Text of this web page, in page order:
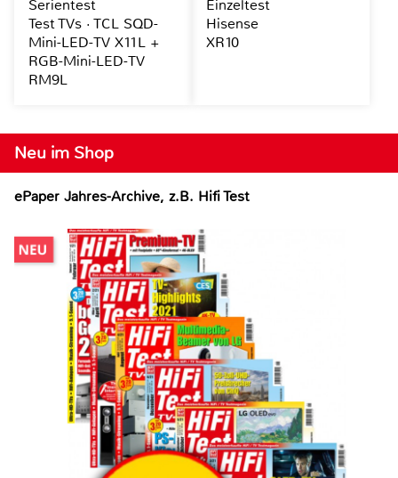
Neu im Shop
ePaper Jahres-Archive, z.B. Hifi Test
Serientest
Test TVs · TCL SQD-
Mini-LED-TV X11L +
RGB-Mini-LED-TV
RM9L
Einzeltest
Hisense
XR10